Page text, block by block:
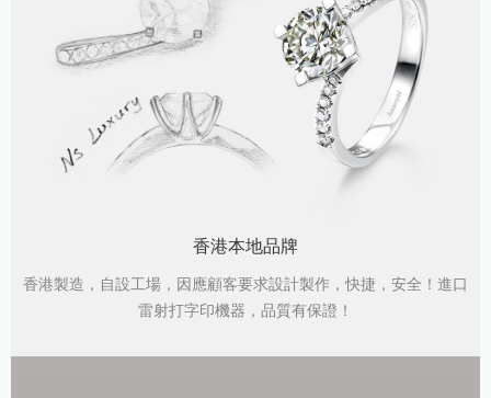
香港本地品牌
香港製造，自設工場，因應顧客要求設計製作，快捷，安全！進口
雷射打字印機器，品質有保證！